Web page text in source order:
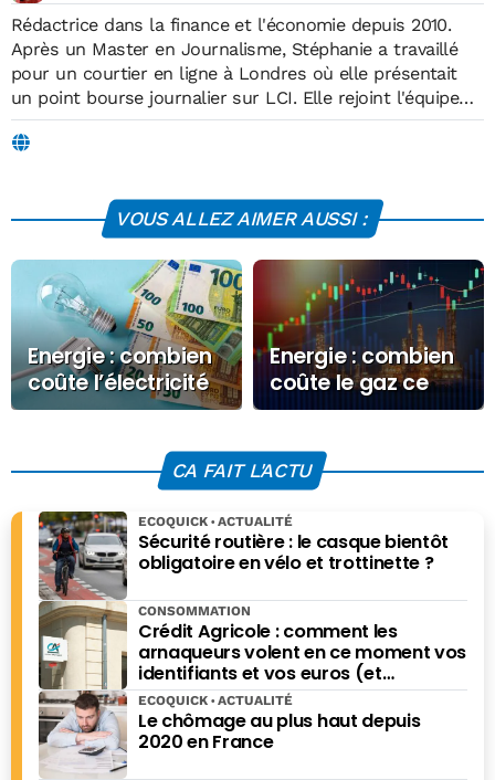
Rédactrice dans la finance et l'économie depuis 2010.
Après un Master en Journalisme, Stéphanie a travaillé
pour un courtier en ligne à Londres où elle présentait
un point bourse journalier sur LCI. Elle rejoint l'équipe
d'Économie Matin en 2019, où elle écrit sur des sujets
liés à l'économie, la finance, les technologies,
VOUS ALLEZ AIMER AUSSI :
Energie : combien
coûte l’électricité
ce Mardi 17 mars
Energie : combien
coûte le gaz ce
Vendredi 5
CA FAIT L'ACTU
Sécurité routière : le casque bientôt
obligatoire en vélo et trottinette ?
ECOQUICK ACTUALITÉ
Crédit Agricole : comment les
arnaqueurs volent en ce moment vos
identifiants et vos euros (et
comment vous protéger)
CONSOMMATION
Le chômage au plus haut depuis
2020 en France
ECOQUICK ACTUALITÉ